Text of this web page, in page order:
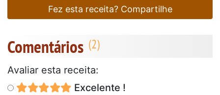
Fez esta receita? Compartilhe
Comentários
Avaliar esta receita:
Excelente !